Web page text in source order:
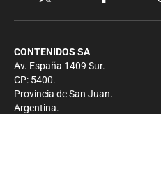
CONTENIDOS SA
Av. España 1409 Sur.
CP: 5400.
Provincia de San Juan.
Argentina.